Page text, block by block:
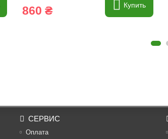
860 ₴ Купить
СЕРВИС
Оплата